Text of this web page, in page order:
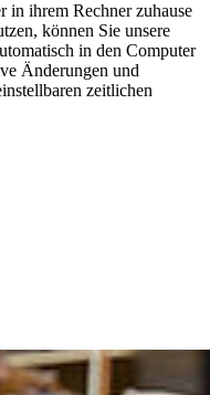
in ihrem Rechner zuhause
können Sie unsere
in den Computer
Änderungen und
zeitlichen